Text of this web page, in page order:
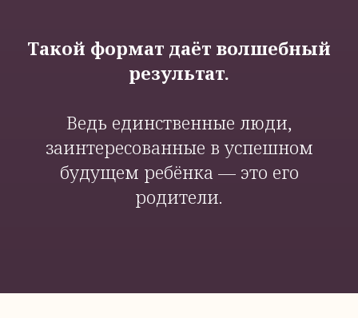
Такой формат даёт волшебный
результат.
Ведь единственные люди,
заинтересованные в успешном
будущем ребёнка — это его
родители.